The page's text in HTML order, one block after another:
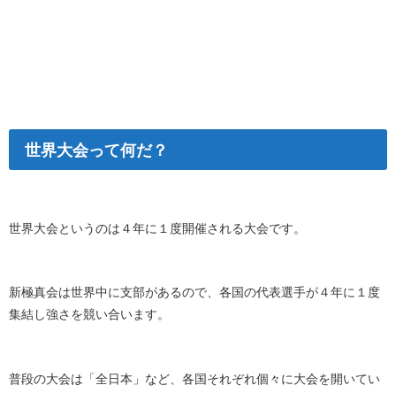
世界大会って何だ？
世界大会というのは４年に１度開催される大会です。
新極真会は世界中に支部があるので、各国の代表選手が４年に１度
集結し強さを競い合います。
普段の大会は「全日本」など、各国それぞれ個々に大会を開いてい